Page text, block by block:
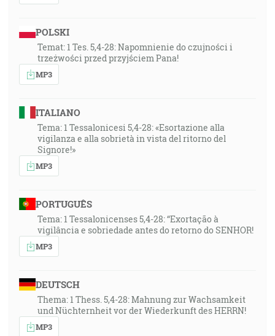
POLSKI
Temat: 1 Tes. 5,4-28: Napomnienie do czujności i
trzeżwości przed przyjściem Pana!
MP3
ITALIANO
Tema: 1 Tessalonicesi 5,4-28: «Esortazione alla
vigilanza e alla sobrietà in vista del ritorno del
Signore!»
MP3
PORTUGUÊS
Tema: 1 Tessalonicenses 5,4-28: “Exortação à
vigilância e sobriedade antes do retorno do SENHOR!
MP3
DEUTSCH
Thema: 1 Thess. 5,4-28: Mahnung zur Wachsamkeit
und Nüchternheit vor der Wiederkunft des HERRN!
MP3